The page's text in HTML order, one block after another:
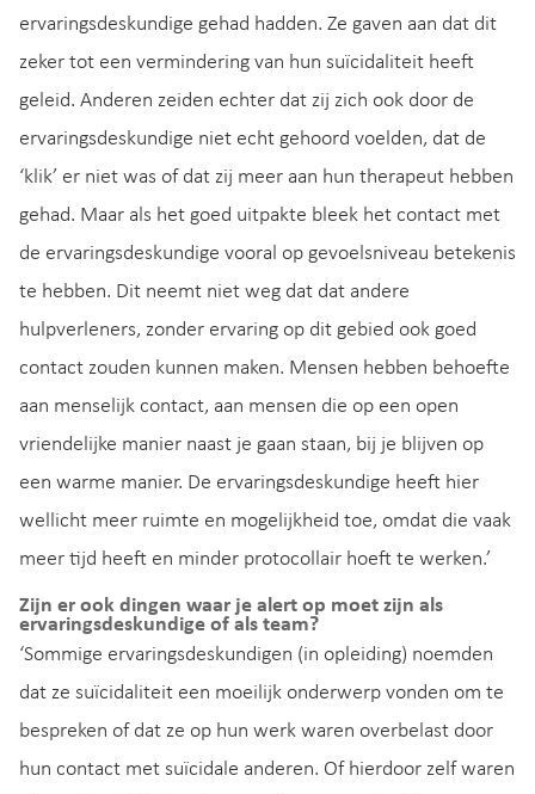
ervaringsdeskundige gehad hadden. Ze gaven aan dat dit
zeker tot een vermindering van hun suïcidaliteit heeft
geleid. Anderen zeiden echter dat zij zich ook door de
ervaringsdeskundige niet echt gehoord voelden, dat de
‘klik’ er niet was of dat zij meer aan hun therapeut hebben
gehad. Maar als het goed uitpakte bleek het contact met
de ervaringsdeskundige vooral op gevoelsniveau betekenis
te hebben. Dit neemt niet weg dat dat andere
hulpverleners, zonder ervaring op dit gebied ook goed
contact zouden kunnen maken. Mensen hebben behoefte
aan menselijk contact, aan mensen die op een open
vriendelijke manier naast je gaan staan, bij je blijven op
een warme manier. De ervaringsdeskundige heeft hier
wellicht meer ruimte en mogelijkheid toe, omdat die vaak
meer tijd heeft en minder protocollair hoeft te werken.’
Zijn er ook dingen waar je alert op moet zijn als
ervaringsdeskundige of als team?
‘Sommige ervaringsdeskundigen (in opleiding) noemden
dat ze suïcidaliteit een moeilijk onderwerp vonden om te
bespreken of dat ze op hun werk waren overbelast door
hun contact met suïcidale anderen. Of hierdoor zelf waren